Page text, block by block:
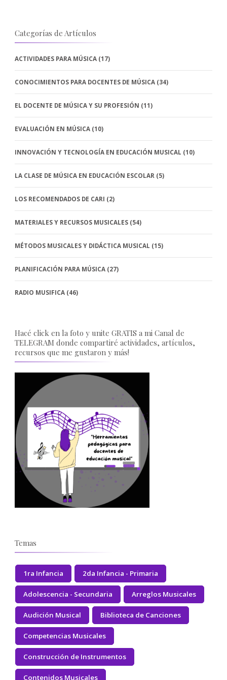
Categorías de Artículos
ACTIVIDADES PARA MÚSICA (17)
CONOCIMIENTOS PARA DOCENTES DE MÚSICA (34)
EL DOCENTE DE MÚSICA Y SU PROFESIÓN (11)
EVALUACIÓN EN MÚSICA (10)
INNOVACIÓN Y TECNOLOGÍA EN EDUCACIÓN MUSICAL (10)
LA CLASE DE MÚSICA EN EDUCACIÓN ESCOLAR (5)
LOS RECOMENDADOS DE CARI (2)
MATERIALES Y RECURSOS MUSICALES (54)
MÉTODOS MUSICALES Y DIDÁCTICA MUSICAL (15)
PLANIFICACIÓN PARA MÚSICA (27)
RADIO MUSIFICA (46)
Hacé click en la foto y unite GRATIS a mi Canal de
TELEGRAM donde compartiré actividades, artículos,
recursos que me gustaron y más!
Temas
1ra Infancia 2da Infancia - Primaria
Adolescencia - Secundaria Arreglos Musicales
Audición Musical Biblioteca de Canciones
Competencias Musicales
Construcción de Instrumentos
Contenidos Musicales